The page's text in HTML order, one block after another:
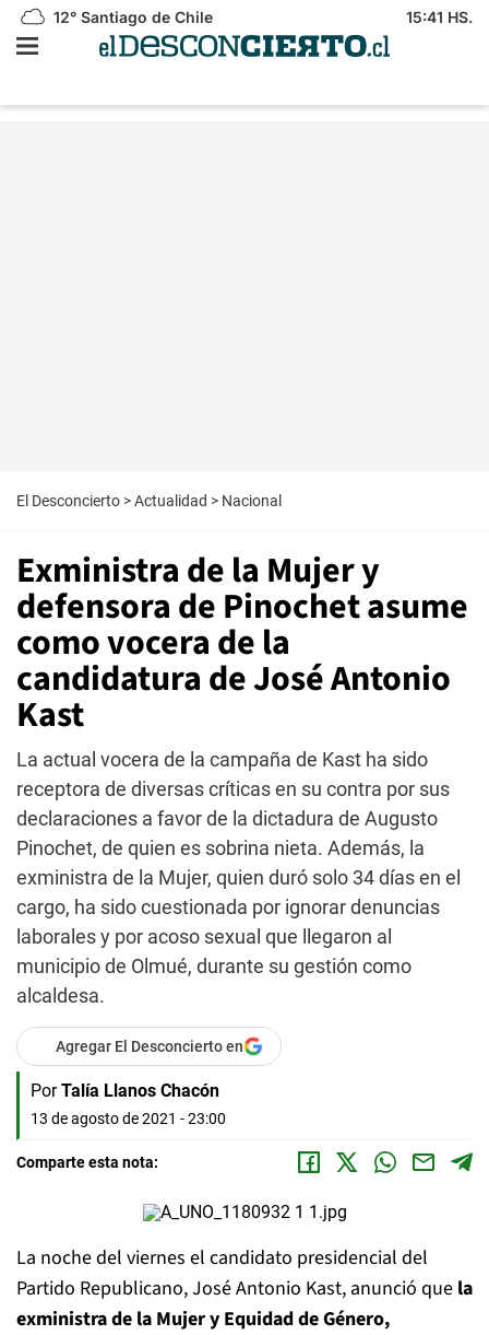
12° Santiago de Chile 15:41 HS.
El Desconcierto >Actualidad > Nacional
Exministra de la Mujer y
defensora de Pinochet asume
como vocera de la
candidatura de José Antonio
Kast
La actual vocera de la campaña de Kast ha sido
receptora de diversas críticas en su contra por sus
declaraciones a favor de la dictadura de Augusto
Pinochet, de quien es sobrina nieta. Además, la
exministra de la Mujer, quien duró solo 34 días en el
cargo, ha sido cuestionada por ignorar denuncias
laborales y por acoso sexual que llegaron al
municipio de Olmué, durante su gestión como
alcaldesa.
Agregar El Desconcierto en
Por Talía Llanos Chacón
13 de agosto de 2021 - 23:00
Comparte esta nota:
La noche del viernes el candidato presidencial del
Partido Republicano, José Antonio Kast, anunció que la
exministra de la Mujer y Equidad de Género,